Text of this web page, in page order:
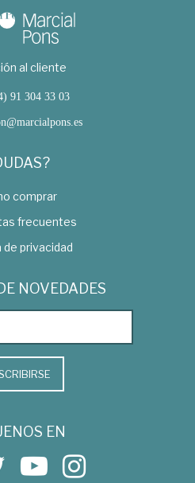
al cliente
91 304 33 03
comprar
frecuentes
de privacidad
NOVEDADES
EN